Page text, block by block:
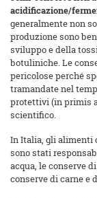
acidificazione/
generalmente non
produzione sono
sviluppo e della
botuliniche. Le
pericolose perché
tramandate nel
protettivi (in primis
scientifico.
In Italia, gli alimenti
sono stati
acqua, le conserve
conserve di carne e